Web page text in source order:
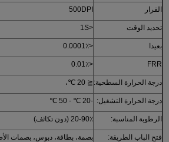
القرار 500DPI
تحديد الوقت <1S
بعيدا <0.0001٪
FRR <0.01٪
درجة الحرارة السطحية: ≦ 20 ℃،
درجة الحرارة التشغيل: -20 ℃ - 50 ℃
الرطوبة المناسبة: 20-90٪ (دون تكاثف)
فتح الباب الطريقة: بصمة، بطاقة، دبوس، بصمات